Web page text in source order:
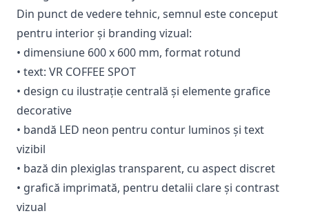
Din punct de vedere tehnic, semnul este conceput
pentru interior și branding vizual:
• dimensiune 600 x 600 mm, format rotund
• text: VR COFFEE SPOT
• design cu ilustrație centrală și elemente grafice
decorative
• bandă LED neon pentru contur luminos și text
vizibil
• bază din plexiglas transparent, cu aspect discret
• grafică imprimată, pentru detalii clare și contrast
vizual